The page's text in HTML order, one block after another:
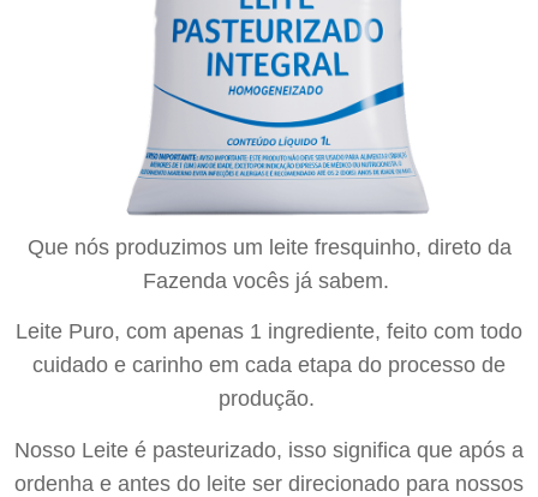
Que nós produzimos um leite fresquinho, direto da
Fazenda vocês já sabem.
Leite Puro, com apenas 1 ingrediente, feito com todo
cuidado e carinho em cada etapa do processo de
produção.
Nosso Leite é pasteurizado, isso significa que após a
ordenha e antes do leite ser direcionado para nossos